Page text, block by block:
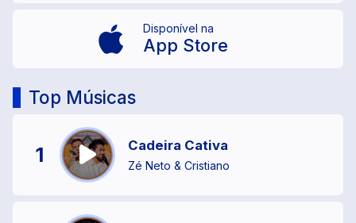
Disponível na
App Store
Top Músicas
1 Cadeira Cativa
Zé Neto & Cristiano